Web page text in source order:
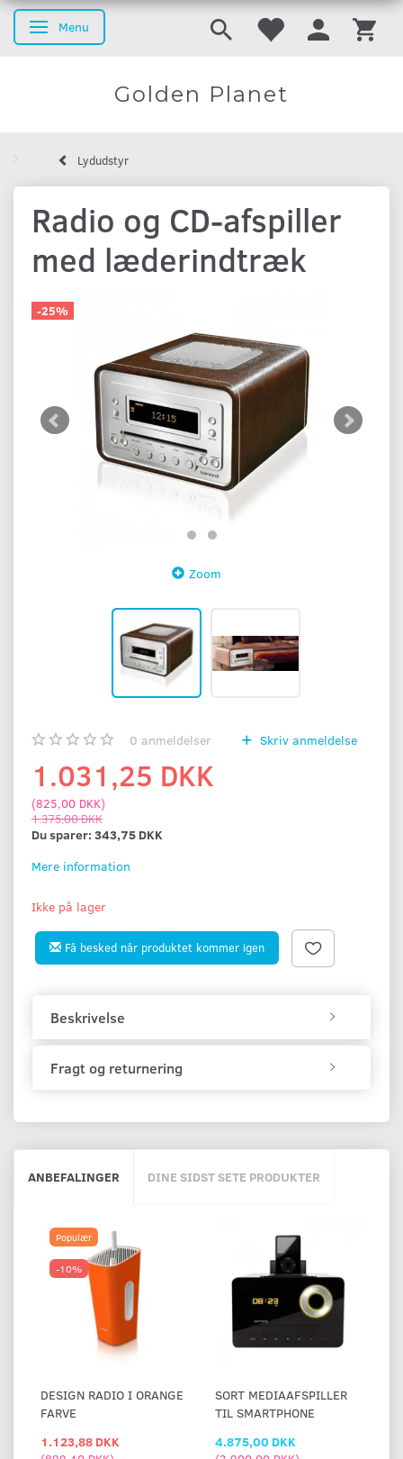
Skifte navigation
Menu
Golden Planet
Lydudstyr
Radio og CD-afspiller
med læderindtræk
-25%
Zoom
0 anmeldelser Skriv anmeldelse
1.031,25 DKK
(825,00 DKK)
1.375,00 DKK
Du sparer: 343,75 DKK
Mere information
Ikke på lager
Få besked når produktet kommer igen
Beskrivelse
Fragt og returnering
ANBEFALINGER DINE SIDST SETE PRODUKTER
Populær
-10%
DESIGN RADIO I ORANGE
FARVE
1.123,88 DKK
SORT MEDIAAFSPILLER
TIL SMARTPHONE
4.875,00 DKK